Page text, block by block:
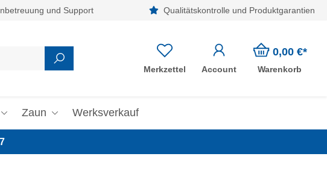
und Support Qualitätskontrolle und Produktgarantien
Merkzettel Account
0,00 €*
Warenkorb
Zaun Werksverkauf